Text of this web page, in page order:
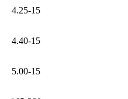
4.25-15
4.40-15
5.00-15